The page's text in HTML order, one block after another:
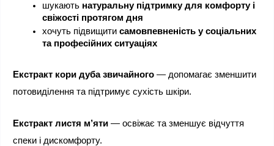
шукають натуральну підтримку для комфорту і
свіжості протягом дня
хочуть підвищити самовпевненість у соціальних
та професійних ситуаціях
Екстракт кори дуба звичайного — допомагає зменшити
потовиділення та підтримує сухість шкіри.
Екстракт листя м’яти — освіжає та зменшує відчуття
спеки і дискомфорту.